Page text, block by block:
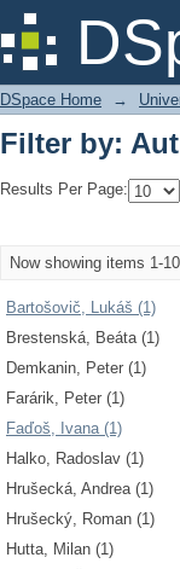
Filter by:
DSpace Home →
Filter by:
Results Per Page:
Now showing items 1-
Bartošovič, Lukáš (1)
Brestenská, Beáta (1)
Demkanin, Peter (1)
Farárik, Peter (1)
Faďoš, Ivana (1)
Halko, Radoslav (1)
Hrušecká, Andrea (1)
Hrušecký, Roman (1)
Hutta, Milan (1)